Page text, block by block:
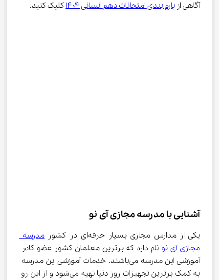
آگاهی از بارم بندی امتحانات دهم انسانی ۱۴۰۴ کلیک کنید.
آشنایی با مدرسه مجازی آی نو
یکی از مدارس مجازی بسیار حرفه‌ای در کشور
مدرسه
مجازی آی نو نام دارد که برترین معلمان کشور عضو کادر
آموزشی این مدرسه می‌باشند. خدمات آموزشی این مدرسه
به کمک برترین تجهیزات روز دنیا تهیه می‌‌شود و از این رو